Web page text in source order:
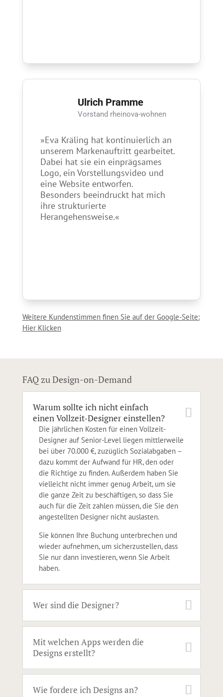
Ulrich Pramme
Vorstand rheinova-wohnen
»Eva Kräling hat kontinuierlich an
unserem Markenauftritt gearbeitet.
Dabei hat sie ein einprägsames
Logo, ein Vorstellungsvideo und
eine Website entworfen.
Besonders beeindruckt hat mich
ihre strukturierte
Herangehensweise.«
Weitere Kundenstimmen finen Sie auf der Google-Seite:
Hier Klicken
FAQ zu Design-on-Demand
Warum sollte ich nicht einfach
einen Vollzeit-Designer einstellen?
Die jährlichen Kosten für einen Vollzeit-
Designer auf Senior-Level liegen mittlerweile
bei über 70.000 €, zuzüglich Sozialabgaben –
dazu kommt der Aufwand für HR, den oder
die Richtige zu finden. Außerdem haben Sie
vielleicht nicht immer genug Arbeit, um sie
die ganze Zeit zu beschäftigen, so dass Sie
auch für die Zeit zahlen müssen, die Sie den
angestellten Designer nicht auslasten.
Sie können Ihre Buchung unterbrechen und
wieder aufnehmen, um sicherzustellen, dass
Sie nur dann investieren, wenn Sie Arbeit
haben.
Wer sind die Designer?
Mit welchen Apps werden die
Designs erstellt?
Wie fordere ich Designs an?